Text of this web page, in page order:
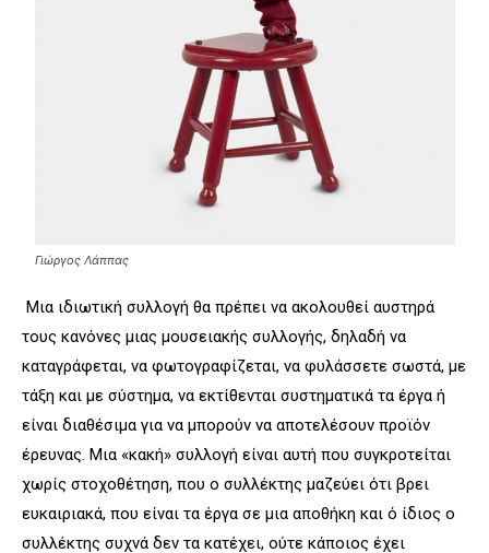
Γιώργος Λάππας
Μια ιδιωτική συλλογή θα πρέπει να ακολουθεί αυστηρά
τους κανόνες μιας μουσειακής συλλογής, δηλαδή να
καταγράφεται, να φωτογραφίζεται, να φυλάσσετε σωστά, με
τάξη και με σύστημα, να εκτίθενται συστηματικά τα έργα ή
είναι διαθέσιμα για να μπορούν να αποτελέσουν προϊόν
έρευνας. Μια «κακή» συλλογή είναι αυτή που συγκροτείται
χωρίς στοχοθέτηση, που ο συλλέκτης μαζεύει ότι βρει
ευκαιριακά, που είναι τα έργα σε μια αποθήκη και ό ίδιος ο
συλλέκτης συχνά δεν τα κατέχει, ούτε κάποιος έχει